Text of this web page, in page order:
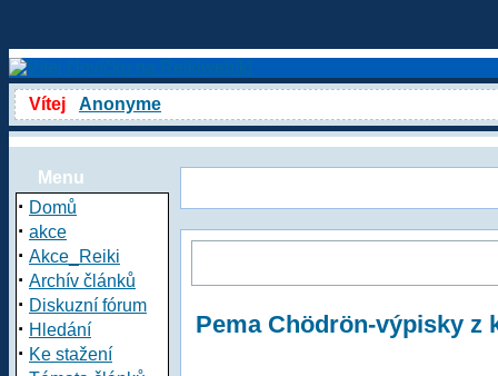
Vítej Anonyme
Menu
· Domů
· akce
· Akce_Reiki
· Archív článků
· Diskuzní fórum
· Hledání
· Ke stažení
Pema Chödrön-výpisky z